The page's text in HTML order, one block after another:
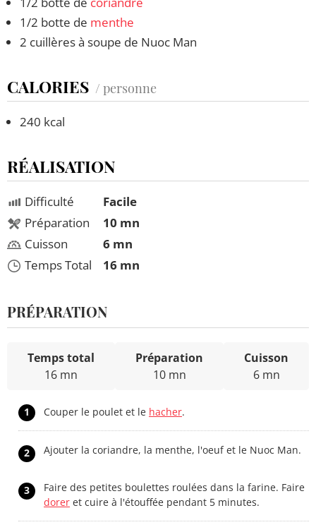
1/2 botte de menthe
2 cuillères à soupe de Nuoc Man
CALORIES / personne
240 kcal
RÉALISATION
Difficulté
Préparation
Cuisson
Temps Total
Facile
10 mn
6 mn
16 mn
PRÉPARATION
Temps total
16 mn
Préparation
10 mn
Cuisson
6 mn
1 Couper le poulet et le hacher.
2 Ajouter la coriandre, la menthe, l'oeuf et le Nuoc Man.
3
Faire des petites boulettes roulées dans la farine. Faire
dorer et cuire à l'étouffée pendant 5 minutes.